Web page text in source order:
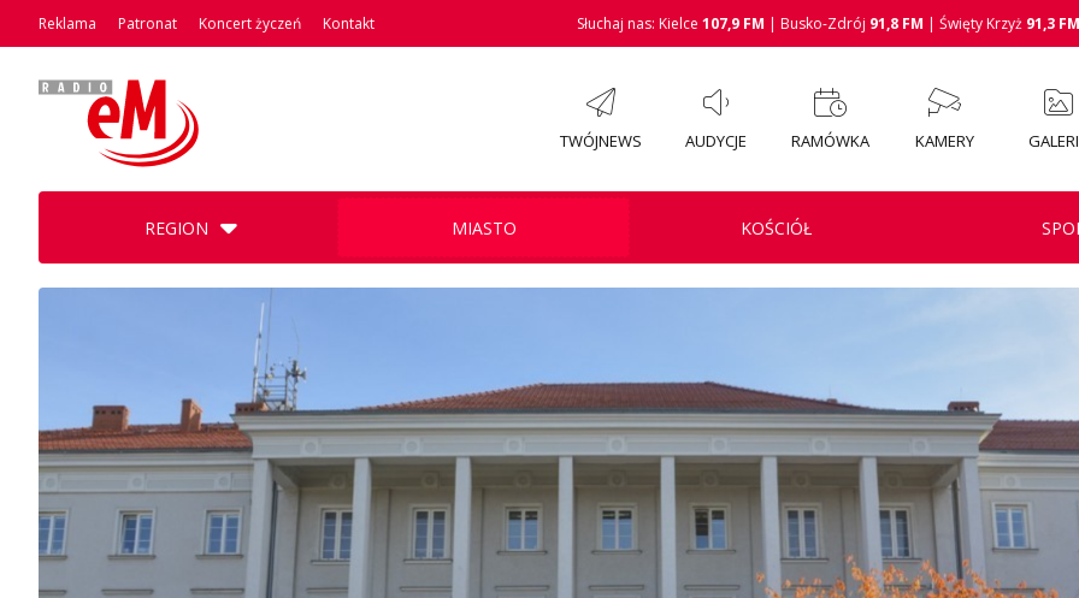
Reklama Patronat Koncert życzeń Kontakt Słuchaj nas: Kielce 107,9 FM | Busko-Zdrój 91,8 FM | Święty Krzyż 91,3 FM
TWÓJNEWS AUDYCJE RAMÓWKA KAMERY
REGION MIASTO KOŚCIÓŁ